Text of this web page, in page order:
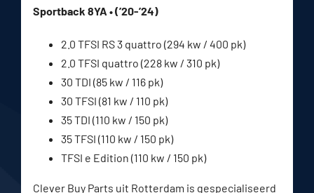
Sportback 8YA • (’20-’24)
2.0 TFSI RS 3 quattro (294 kw / 400 pk)
2.0 TFSI quattro (228 kw / 310 pk)
30 TDI (85 kw / 116 pk)
30 TFSI (81 kw / 110 pk)
35 TDI (110 kw / 150 pk)
35 TFSI (110 kw / 150 pk)
TFSI e Edition (110 kw / 150 pk)
Clever Buy Parts uit Rotterdam is gespecialiseerd